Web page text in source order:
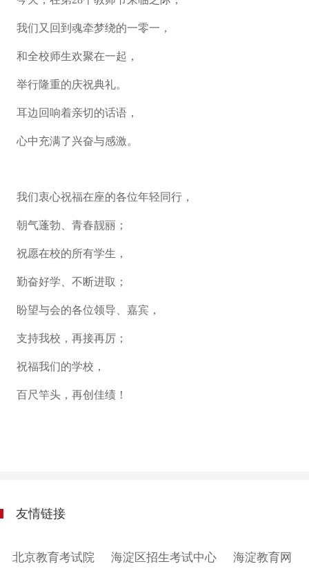
我们又回到魂牵梦绕的一零一，
和全校师生欢聚在一起，
举行隆重的庆祝典礼。
耳边回响着亲切的话语，
心中充满了兴奋与感激。
我们衷心祝福在座的各位年轻同行，
朝气蓬勃、青春靓丽；
祝愿在校的所有学生，
勤奋好学、不断进取；
盼望与会的各位领导、嘉宾，
支持我校，再接再厉；
祝福我们的学校，
百尺竿头，再创佳绩！
友情链接
北京教育考试院 海淀区招生考试中心 海淀教育网